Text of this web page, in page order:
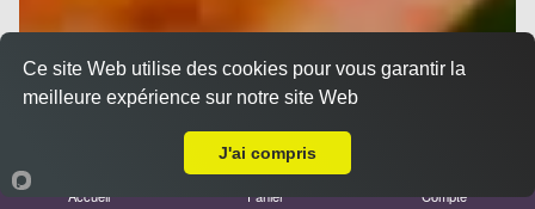
Accueil Panier Compte
Ce site Web utilise des cookies pour vous garantir la
meilleure expérience sur notre site Web
J'ai compris